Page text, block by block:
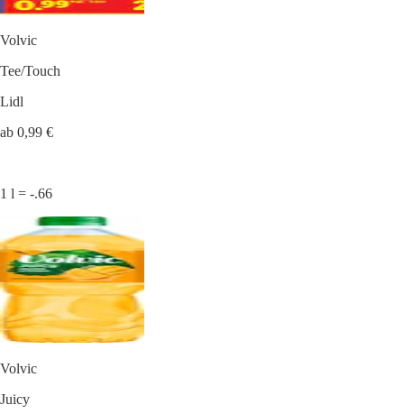
Volvic
Tee/Touch
Lidl
ab 0,99 €
1 l = -.66
Volvic
Juicy